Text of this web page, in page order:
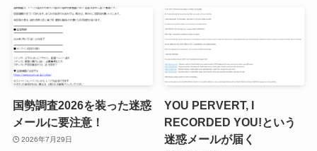
国勢調査2026を装った迷惑
メールに要注意！
2026年7月29日
YOU PERVERT, I
RECORDED YOU!という
迷惑メールが届く